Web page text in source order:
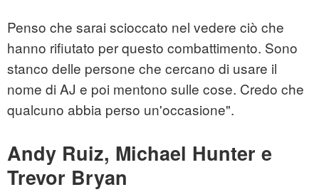
Penso che sarai scioccato nel vedere ciò che
hanno rifiutato per questo combattimento. Sono
stanco delle persone che cercano di usare il
nome di AJ e poi mentono sulle cose. Credo che
qualcuno abbia perso un'occasione".
Andy Ruiz, Michael Hunter e
Trevor Bryan